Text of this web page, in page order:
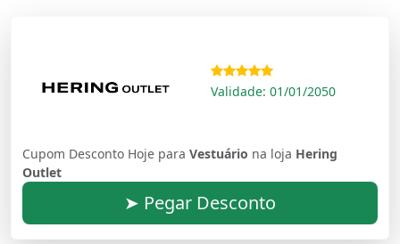
Validade: 01/01/2050
Cupom Desconto Hoje para Vestuário na loja Hering
Outlet
➤ Pegar Desconto